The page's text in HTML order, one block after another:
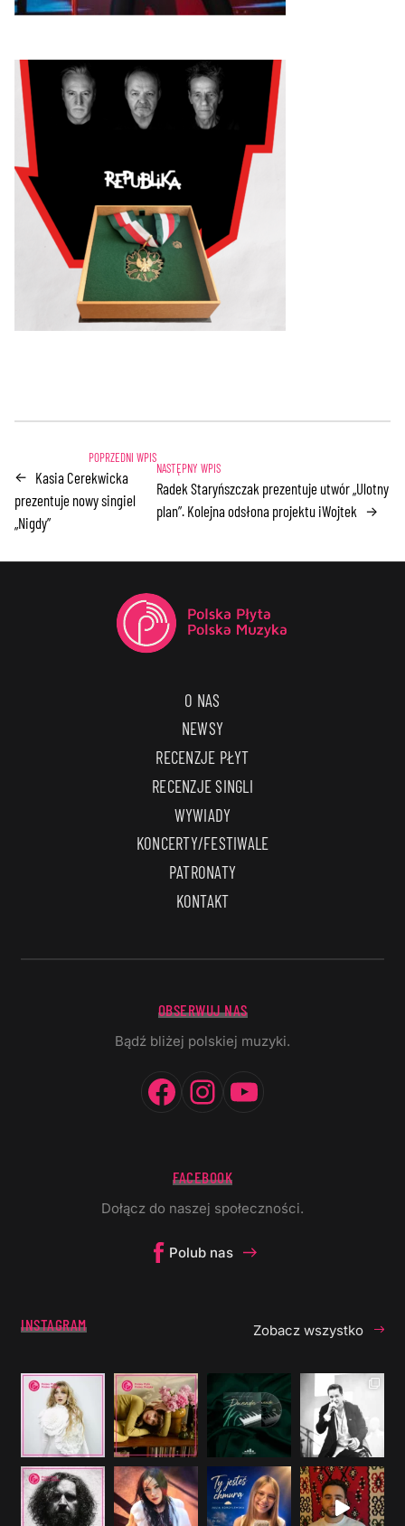
← Kasia Cerekwicka
prezentuje nowy singiel
„Nigdy”
Radek Staryńszczak prezentuje utwór „Ulotny
plan”. Kolejna odsłona projektu iWojtek →
O NAS
NEWSY
RECENZJE PŁYT
RECENZJE SINGLI
WYWIADY
KONCERTY/FESTIWALE
PATRONATY
KONTAKT
OBSERWUJ NAS
Bądź bliżej polskiej muzyki.
Facebook
Instagram
FACEBOOK
Dołącz do naszej społeczności.
Polub nas
INSTAGRAM Zobacz wszystko